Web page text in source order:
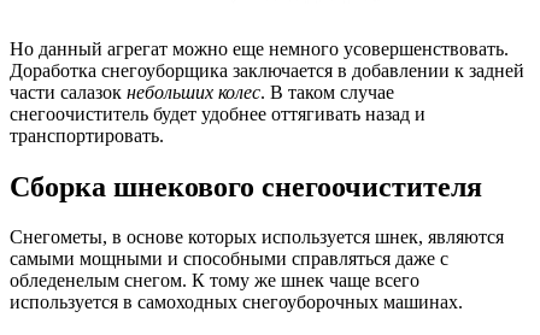
Но данный агрегат можно еще немного усовершенствовать.
Доработка снегоуборщика заключается в добавлении к задней
части салазок небольших колес. В таком случае
снегоочиститель будет удобнее оттягивать назад и
транспортировать.
Сборка шнекового снегоочистителя
Снегометы, в основе которых используется шнек, являются
самыми мощными и способными справляться даже с
обледенелым снегом. К тому же шнек чаще всего
используется в самоходных снегоуборочных машинах.